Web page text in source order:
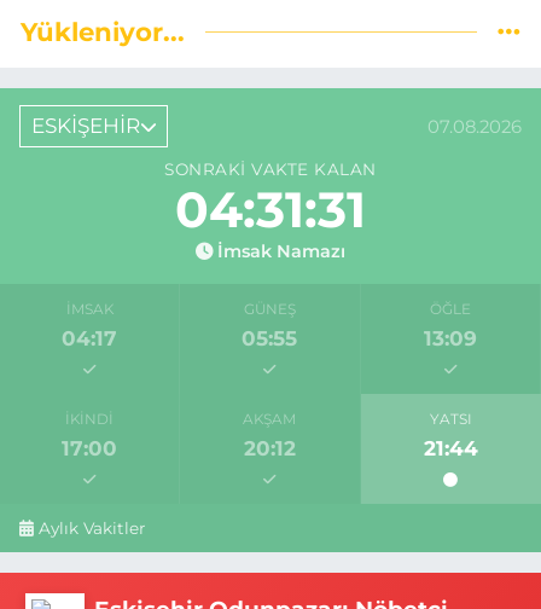
Yükleniyor...
ESKİŞEHİR 07.08.2026
SONRAKI VAKTE KALAN
04:31:30
İmsak Namazı
İMSAK
04:17
GÜNEŞ
05:55
ÖĞLE
13:09
İKINDI
17:00
AKŞAM
20:12
YATSI
21:44
Aylık Vakitler